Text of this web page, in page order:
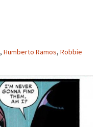
, Humberto Ramos, Robbie